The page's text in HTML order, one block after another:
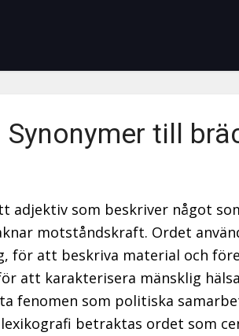
Synonymer till
adjektiv som beskriver något
motståndskraft. Ordet
för att beskriva material och
att karakterisera mänsklig
fenomen som politiska
lexikografi betraktas ordet som